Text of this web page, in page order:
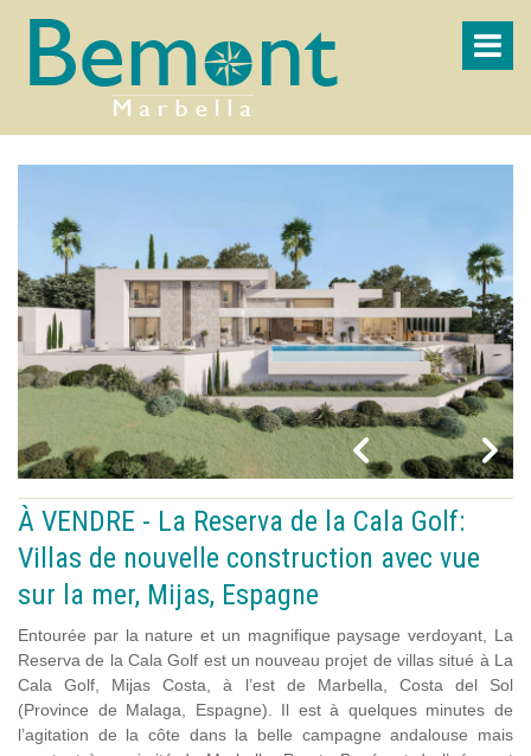
À VENDRE - La Reserva de la Cala Golf:
Villas de nouvelle construction avec vue
sur la mer, Mijas, Espagne
Entourée par la nature et un magnifique paysage verdoyant, La
Reserva de la Cala Golf est un nouveau projet de villas situé à La
Cala Golf, Mijas Costa, à l’est de Marbella, Costa del Sol
(Province de Malaga, Espagne). Il est à quelques minutes de
l’agitation de la côte dans la belle campagne andalouse mais